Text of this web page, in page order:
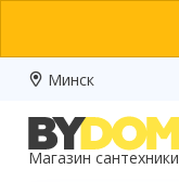
Минск
Магазин сантехники